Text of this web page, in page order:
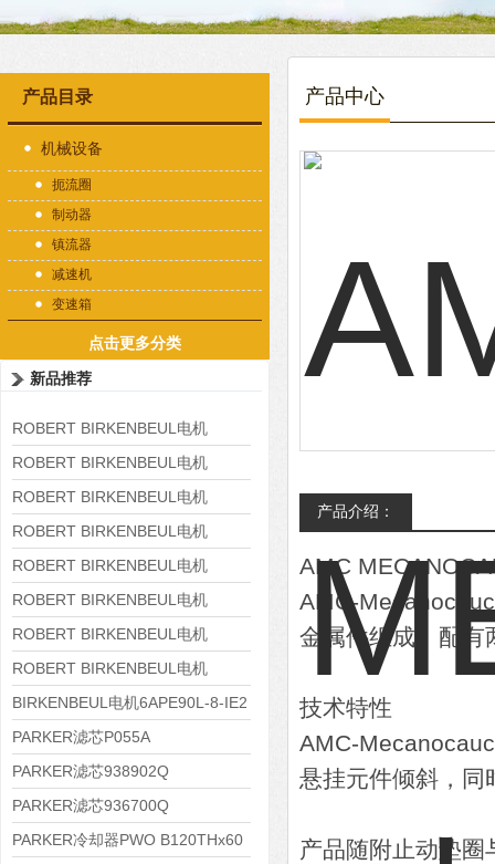
产品目录
机械设备
扼流圈
制动器
镇流器
减速机
变速箱
点击更多分类
新品推荐
ROBERT BIRKENBEUL电机
8APE225M-4-IE3
ROBERT BIRKENBEUL电机
8APE180L-4 IE3
ROBERT BIRKENBEUL电机
8APE160M-6 IE3
ROBERT BIRKENBEUL电机
8APE160L-4-IE3
ROBERT BIRKENBEUL电机
8APE112M-6K-IE3
ROBERT BIRKENBEUL电机
8APE100L-2 IE3
ROBERT BIRKENBEUL电机
8APE90S-4 IE3
ROBERT BIRKENBEUL电机
8APE80M-2K-IE3
BIRKENBEUL电机6APE90L-8-IE2
PARKER滤芯P055A
PARKER滤芯938902Q
PARKER滤芯936700Q
PARKER冷却器PWO B120THx60
产品中心
产品介绍：
AMC
AMC-
金属件组成。配有
技术特性
AMC-
悬挂元件倾斜，同
产品随附止动垫圈